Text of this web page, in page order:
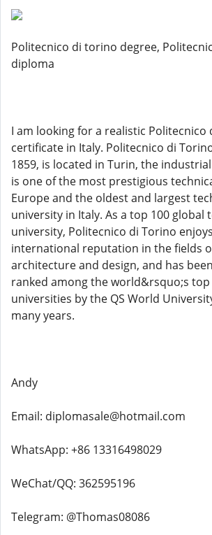
Politecnico di torino degree,
diploma
I am looking for a realistic
certificate in Italy. Politecnico di
1859, is located in Turin, the
is one of the most prestigious
Europe and the oldest and largest
university in Italy. As a top 100 global
university, Politecnico di Torino
international reputation in the fields
architecture and design, and has
ranked among the world&rsquo;s
universities by the QS World
many years.
Andy
Email: diplomasale@hotmail.com
WhatsApp: +86 13316498029
WeChat/QQ: 362595196
Telegram: @Thomas08086